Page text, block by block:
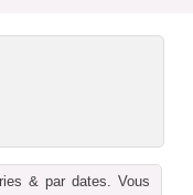
& par dates. Vous